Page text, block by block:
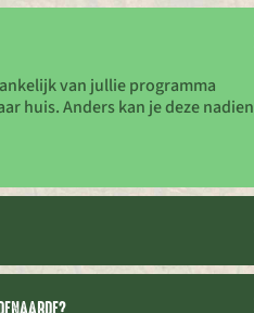
van jullie programma
huis. Anders kan je deze nadien